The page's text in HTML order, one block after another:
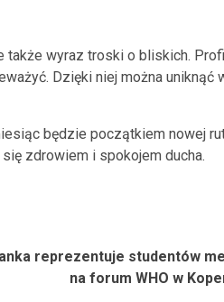
także wyraz troski o bliskich.
Dzięki niej można uniknąć
będzie początkiem nowej
zdrowiem i spokojem ducha.
reprezentuje studentów
na forum WHO w